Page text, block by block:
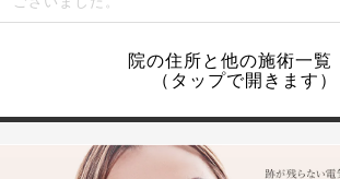
院の住所と他の施術一覧
（タップで開きます）